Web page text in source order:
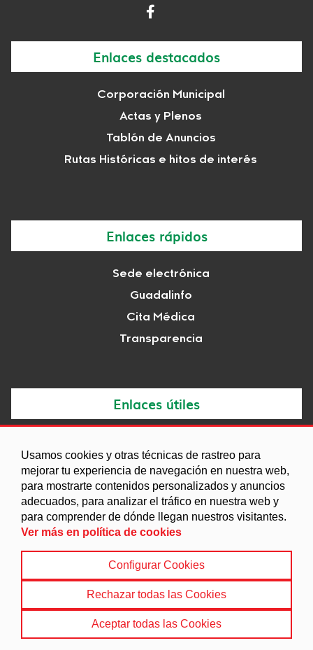
Usamos cookies y otras técnicas de rastreo para
mejorar tu experiencia de navegación en nuestra web,
para mostrarte contenidos personalizados y anuncios
adecuados, para analizar el tráfico en nuestra web y
para comprender de dónde llegan nuestros visitantes.
Ver más en política de cookies
Configurar Cookies
Rechazar todas las Cookies
Aceptar todas las Cookies
Enlaces destacados
Corporación Municipal
Actas y Plenos
Tablón de Anuncios
Rutas Históricas e hitos de interés
Enlaces rápidos
Sede electrónica
Guadalinfo
Cita Médica
Transparencia
Enlaces útiles
Agenda
Ordenanzas
Entidades y asociaciones
© 2022 Ayuntamiento de Dehesas de Guadix
Política de Cookies